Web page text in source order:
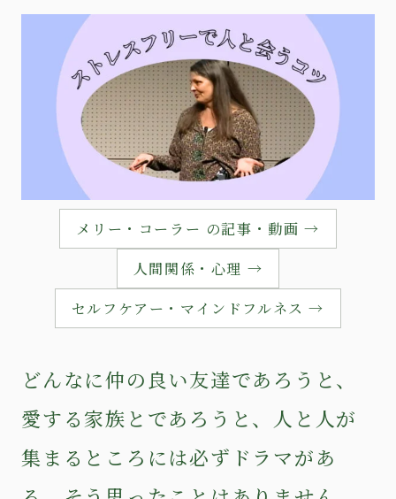
メリー・コーラー の記事・動画 →
人間関係・心理 →
セルフケアー・マインドフルネス →
どんなに仲の良い友達であろうと、
愛する家族とであろうと、人と人が
集まるところには必ずドラマがあ